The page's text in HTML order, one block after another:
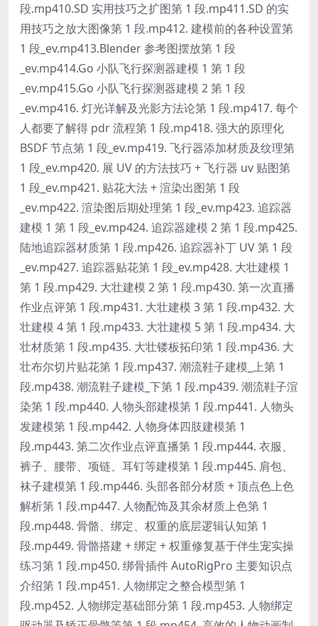
段.mp410.SD 实用技巧之扩图第 1 段.mp411.SD 的实
用技巧之放大图像第 1 段.mp412. 建模前的各种设置第
1 段_ev.mp413.Blender 参考图摆放第 1 段
_ev.mp414.Go 小队飞行探测器建模 1 第 1 段
_ev.mp415.Go 小队飞行探测器建模 2 第 1 段
_ev.mp416. 灯光详解及光影方法论第 1 段.mp417. 每个
人都要了解得 pdr 流程第 1 段.mp418. 强大的原理化
BSDF 节点第 1 段_ev.mp419. 飞行器添加材质及纹理第
1 段_ev.mp420. 展 UV 的方法技巧 + 飞行器 uv 贴图第
1 段_ev.mp421. 贴花大法 + 渲染出图第 1 段
_ev.mp422. 渲染图后期处理第 1 段_ev.mp423. 追踪器
建模 1 第 1 段_ev.mp424. 追踪器建模 2 第 1 段.mp425.
陆地追踪器材质第 1 段.mp426. 追踪器补丁 UV 第 1 段
_ev.mp427. 追踪器贴花第 1 段_ev.mp428. 大壮建模 1
第 1 段.mp429. 大壮建模 2 第 1 段.mp430. 第一次直播
作业点评第 1 段.mp431. 大壮建模 3 第 1 段.mp432. 大
壮建模 4 第 1 段.mp433. 大壮建模 5 第 1 段.mp434. 大
壮材质第 1 段.mp435. 大壮镂板拓印第 1 段.mp436. 大
壮布尔切片贴花第 1 段.mp437. 潮流鞋子建模_上第 1
段.mp438. 潮流鞋子建模_下第 1 段.mp439. 潮流鞋子渲
染第 1 段.mp440. 人物头部建模第 1 段.mp441. 人物头
发建模第 1 段.mp442. 人物身体四肢建模第 1
段.mp443. 第二次作业点评直播第 1 段.mp444. 衣服、
裤子、腰带、项链、耳钉等建模第 1 段.mp445. 肩包、
袜子建模第 1 段.mp446. 头部各部分材质 + 顶点色上色
解析第 1 段.mp447. 人物配饰及其余材质上色第 1
段.mp448. 骨骼、绑定、权重的底层逻辑认知第 1
段.mp449. 骨骼搭建 + 绑定 + 权重修复基于伴生宠实操
练习第 1 段.mp450. 绑骨插件 AutoRigPro 主要知识点
介绍第 1 段.mp451. 人物绑定之整合模型第 1
段.mp452. 人物绑定基础部分第 1 段.mp453. 人物绑定